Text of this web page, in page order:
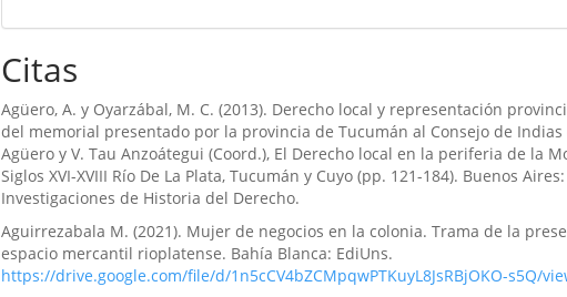
Citas
Agüero, A. y Oyarzábal, M. C. (2013). Derecho local y representación
del memorial presentado por la provincia de Tucumán al Consejo de Indias
Agüero y V. Tau Anzoátegui (Coord.), El Derecho local en la periferia de la
Siglos XVI-XVIII Río De La Plata, Tucumán y Cuyo (pp. 121-184). Buenos
Investigaciones de Historia del Derecho.
Aguirrezabala M. (2021). Mujer de negocios en la colonia. Trama de la
espacio mercantil rioplatense. Bahía Blanca: EdiUns.
https://drive.google.com/file/d/1n5cCV4bZCMpqwPTKuyL8JsRBjOKO-s5Q/